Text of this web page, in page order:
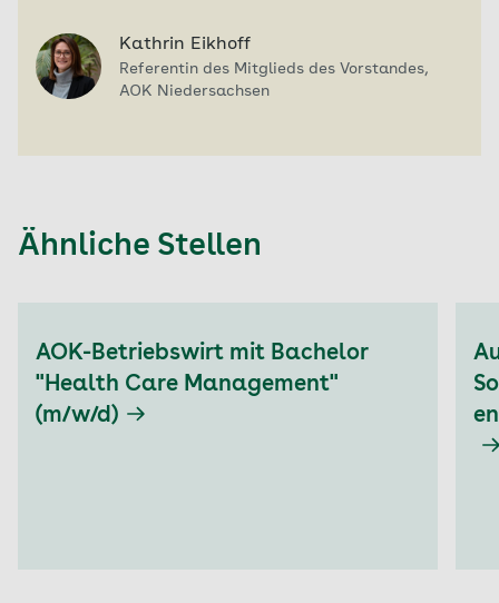
Kathrin Eikhoff
Referentin des Mitglieds des Vorstandes,
AOK Niedersachsen
Ähnliche Stellen
AOK-Betriebswirt mit Bachelor
"Health Care Management"
(m/w/d)